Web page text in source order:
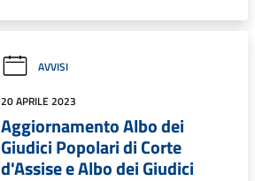
AVVISI
20 APRILE 2023
Aggiornamento Albo dei
Giudici Popolari di Corte
d'Assise e Albo dei Giudici